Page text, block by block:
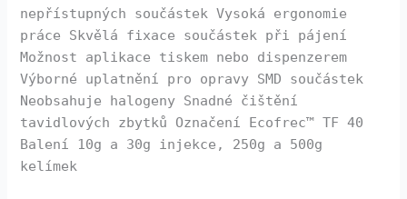
nepřístupných součástek Vysoká ergonomie
práce Skvělá fixace součástek při pájení
Možnost aplikace tiskem nebo dispenzerem
Výborné uplatnění pro opravy SMD součástek
Neobsahuje halogeny Snadné čištění
tavidlových zbytků Označení Ecofrec™ TF 40
Balení 10g a 30g injekce, 250g a 500g
kelímek